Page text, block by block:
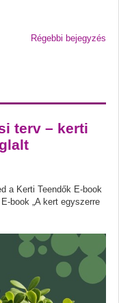
Régebbi bejegyzés
terv – kerti
a Kerti Teendők E-book
book „A kert egyszerre